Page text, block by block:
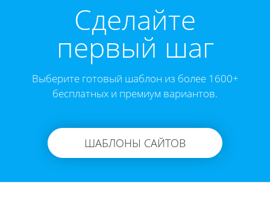
Cделайте
первый шаг
Выберите готовый шаблон из более 1600+
бесплатных и премиум вариантов.
ШАБЛОНЫ САЙТОВ